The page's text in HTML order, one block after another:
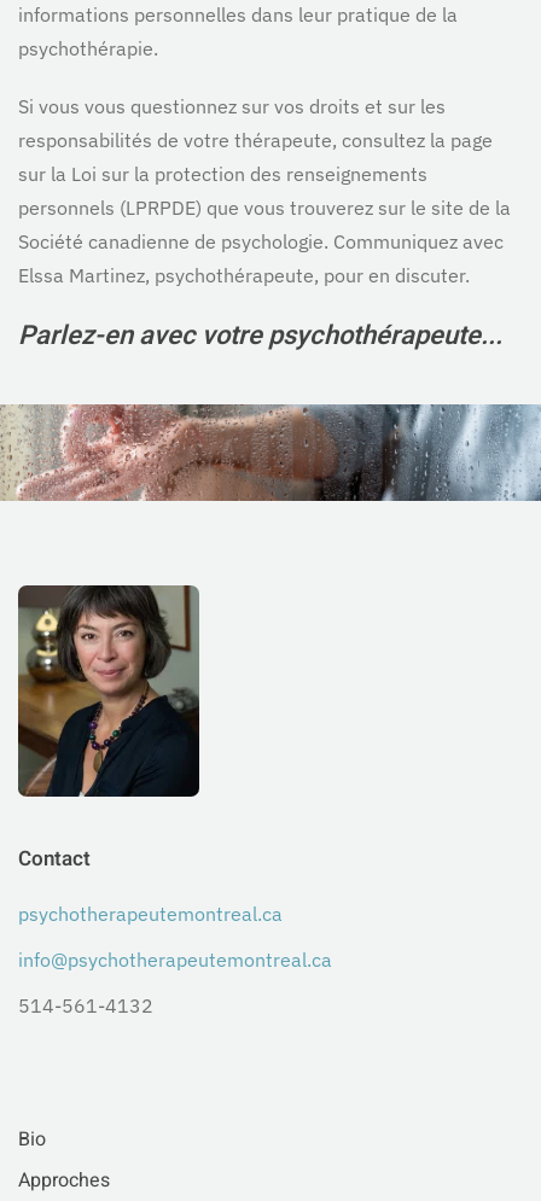
informations personnelles dans leur pratique de la
psychothérapie.
Si vous vous questionnez sur vos droits et sur les
responsabilités de votre thérapeute, consultez la page
sur la Loi sur la protection des renseignements
personnels (LPRPDE) que vous trouverez sur le site de la
Société canadienne de psychologie. Communiquez avec
Elssa Martinez, psychothérapeute, pour en discuter.
Parlez-en avec votre psychothérapeute...
Contact
psychotherapeutemontreal.ca
info@psychotherapeutemontreal.ca
514-561-4132
Bio
Approches